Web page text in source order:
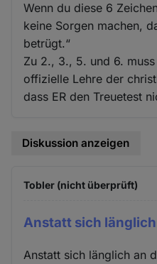
Wenn du diese 6
keine Sorgen machen,
betrügt.“
Zu 2., 3., 5. und 6.
offizielle Lehre der
dass ER den Treuetest
Diskussion anzeigen
Tobler (nicht überprüft)
Anstatt sich
Anstatt sich länglich an